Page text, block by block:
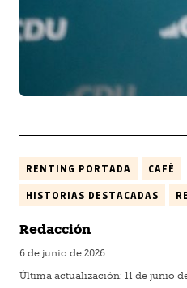
RENTING PORTADA CAFÉ
HISTORIAS DESTACADAS
Redacción
6 de junio de 2026
Última actualización: 11 de junio